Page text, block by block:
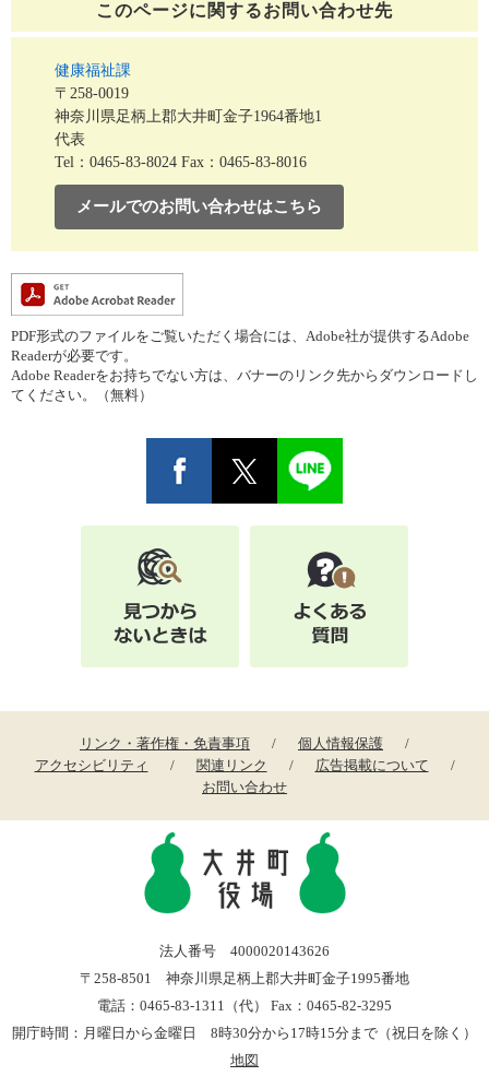
このページに関するお問い合わせ先
健康福祉課
〒258-0019
神奈川県足柄上郡大井町金子1964番地1
代表
Tel：0465-83-8024 Fax：0465-83-8016
メールでのお問い合わせはこちら
PDF形式のファイルをご覧いただく場合には、Adobe社が提供するAdobe
Readerが必要です。
Adobe Readerをお持ちでない方は、バナーのリンク先からダウンロードし
てください。（無料）
リンク・著作権・免責事項
個人情報保護
アクセシビリティ
関連リンク
広告掲載について
お問い合わせ
法人番号 4000020143626
〒258-8501 神奈川県足柄上郡大井町金子1995番地
電話：0465-83-1311（代） Fax：0465-82-3295
開庁時間：月曜日から金曜日 8時30分から17時15分まで（祝日を除く）
地図